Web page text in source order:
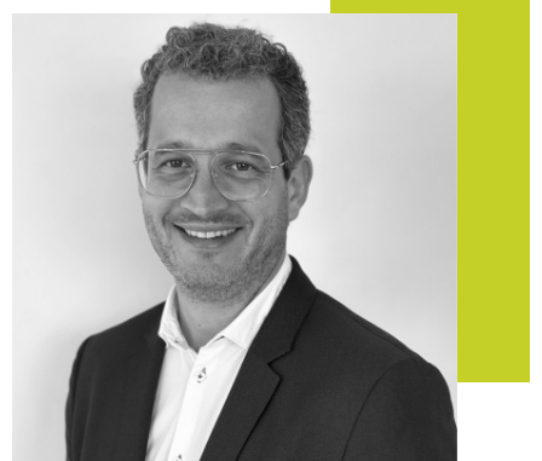
alentours
Réaliser une transaction
immobilière à Pont-Saint-
Vous recherchez des logements ou des
Pont-Saint-Martin? Notre agence veille à analyser vos
besoins pour vous dénicher des propositions intéressantes
et en accord avec vos besoins.
En partenariat avec d’autres professionnels du domaine,